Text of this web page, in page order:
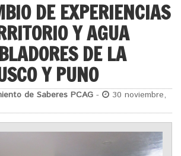
DE EXPERIENCIAS
Y AGUA
DE LA
Y PUNO
de Saberes PCAG -
30 noviembre,